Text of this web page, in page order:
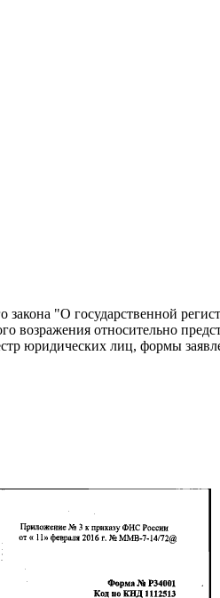
"О государственной
возражения относительно
юридических лиц, формы